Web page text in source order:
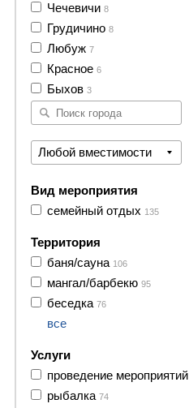
Чечевичи 8
Грудичино 8
Любуж 7
Красное 6
Быхов 3
Любой вместимости
Вид мероприятия
семейный отдых 135
Территория
баня/сауна 106
мангал/барбекю 95
беседка 76
все
Услуги
проведение мероприятий
рыбалка 74